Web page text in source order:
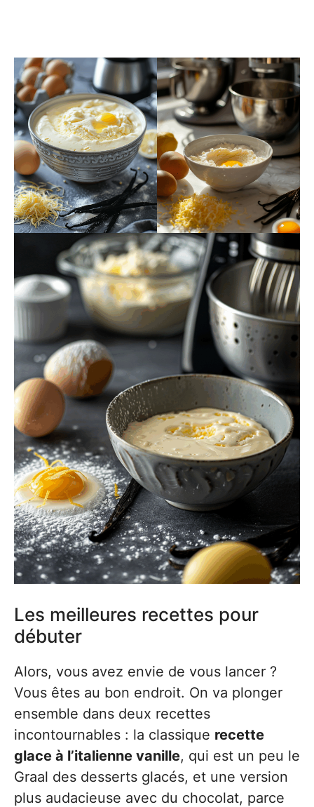
Les meilleures recettes pour
débuter
Alors, vous avez envie de vous lancer ?
Vous êtes au bon endroit. On va plonger
ensemble dans deux recettes
incontournables : la classique recette
glace à l’italienne vanille, qui est un peu le
Graal des desserts glacés, et une version
plus audacieuse avec du chocolat, parce